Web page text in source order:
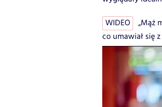
WIDEO
„Mąż
co umawiał się